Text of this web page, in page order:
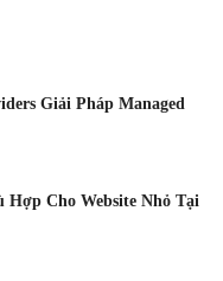
Giải Pháp Managed
Cho Website Nhỏ Tại